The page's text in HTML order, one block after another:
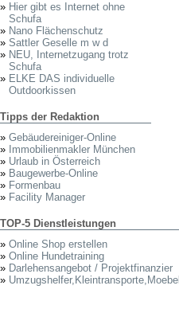
» Hier gibt es Internet ohne
Schufa
» Nano Flächenschutz
» Sattler Geselle m w d
» NEU, Internetzugang trotz
Schufa
» ELKE DAS individuelle
Outdoorkissen
Tipps der Redaktion
» Gebäudereiniger-Online
» Immobilienmakler München
» Urlaub in Österreich
» Baugewerbe-Online
» Formenbau
» Facility Manager
TOP-5 Dienstleistungen
» Online Shop erstellen
» Online Hundetraining
» Darlehensangebot / Projektfinanzier
» Umzugshelfer,Kleintransporte,Moebel